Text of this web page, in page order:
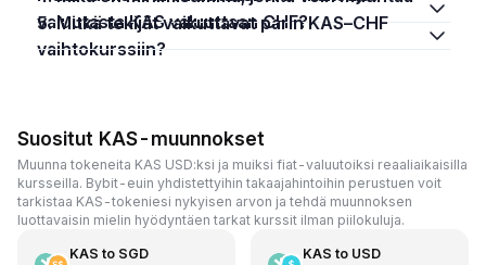
valuutasta KAS valuuttaan CHF?
5. Mitkä tekijät vaikuttavat parin KAS–CHF
vaihtokurssiin?
Suositut KAS-muunnokset
Muunna tokeneita KAS USD:ksi ja muiksi fiat-valuutoiksi reaaliaikaisilla
kursseilla. Bybit-euin yhdistettyihin takaajahintoihin perustuen voit
tarkistaa KAS-tokeniesi nykyisen arvon ja tehdä muunnoksen
luottavaisin mielin hyödyntäen tarkat kurssit ilman piilokuluja.
KAS to SGD KAS to USD